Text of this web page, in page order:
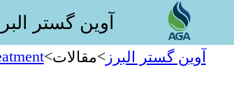
آوین گستر
آوین گستر البرز>مقالات>